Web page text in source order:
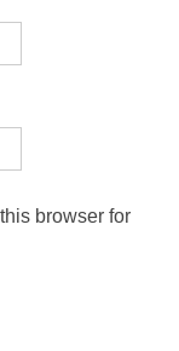
browser for